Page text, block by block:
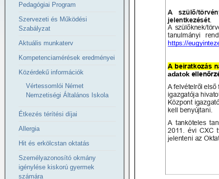
Pedagógiai Program
Szervezeti és Működési
Szabályzat
Aktuális munkaterv
Kompetenciamérések eredményei
Közérdekű információk
Vértessomlói Német
Nemzetiségi Általános Iskola
Étkezés térítési díjai
Allergia
Hit és erkölcstan oktatás
Személyazonosító okmány
igénylése kiskorú gyermek
számára